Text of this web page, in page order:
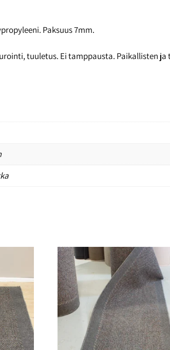
Paksuus 7mm.
tuuletus. Ei tamppausta. Paikallisten